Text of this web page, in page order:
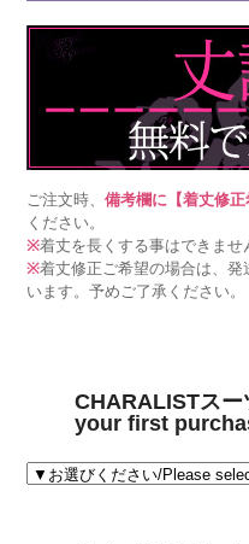
ご注文時、備考欄に【着丈修
ください。
※着丈を長くする事はできませ
※着丈修正ご希望の場合は、
います。予めご了承ください。
CHARALISTス
your first